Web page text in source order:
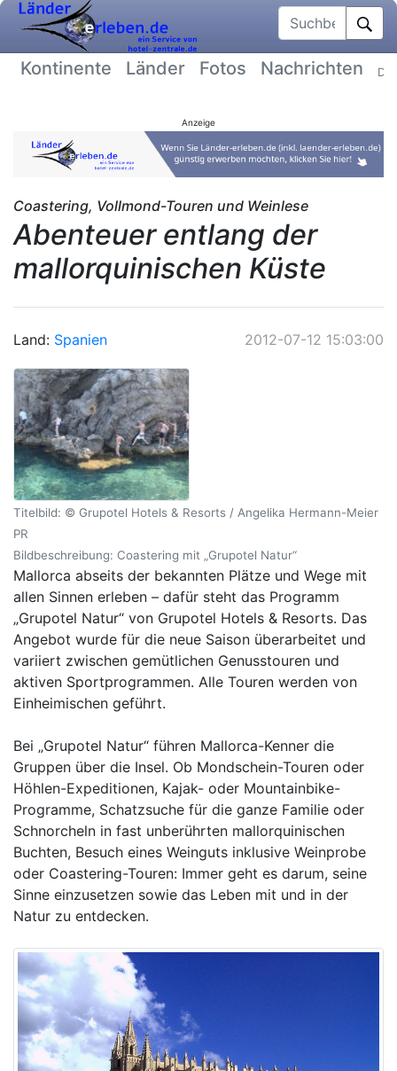
Suchbegriff
Kontinente Länder Fotos Nachrichten
Anzeige
Coastering, Vollmond-Touren und Weinlese
Abenteuer entlang der
mallorquinischen Küste
Land: Spanien 2012-07-12 15:03:00
Titelbild: © Grupotel Hotels & Resorts / Angelika Hermann-Meier
PR
Bildbeschreibung: Coastering mit „Grupotel Natur“
Mallorca abseits der bekannten Plätze und Wege mit
allen Sinnen erleben – dafür steht das Programm
„Grupotel Natur“ von Grupotel Hotels & Resorts. Das
Angebot wurde für die neue Saison überarbeitet und
variiert zwischen gemütlichen Genusstouren und
aktiven Sportprogrammen. Alle Touren werden von
Einheimischen geführt.
Bei „Grupotel Natur“ führen Mallorca-Kenner die
Gruppen über die Insel. Ob Mondschein-Touren oder
Höhlen-Expeditionen, Kajak- oder Mountainbike-
Programme, Schatzsuche für die ganze Familie oder
Schnorcheln in fast unberührten mallorquinischen
Buchten, Besuch eines Weinguts inklusive Weinprobe
oder Coastering-Touren: Immer geht es darum, seine
Sinne einzusetzen sowie das Leben mit und in der
Natur zu entdecken.